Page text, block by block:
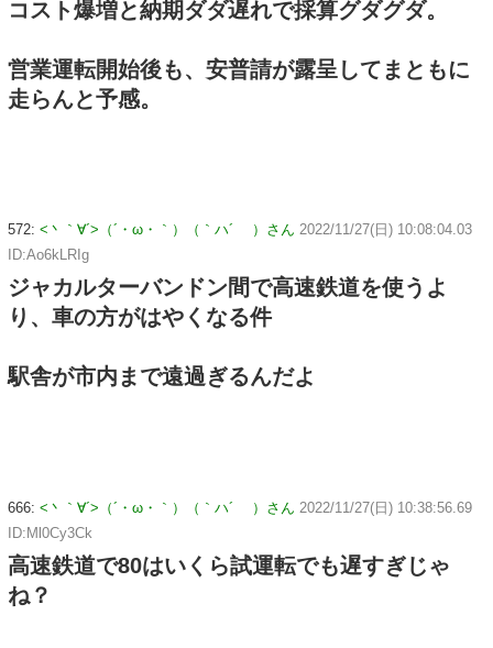
コスト爆増と納期ダダ遅れで採算グダグダ。
営業運転開始後も、安普請が露呈してまともに
走らんと予感。
572: <丶｀∀´>（´・ω・｀）（｀ハ´ ）さん 2022/11/27(日) 10:08:04.03
ID:Ao6kLRIg
ジャカルターバンドン間で高速鉄道を使うよ
り、車の方がはやくなる件
駅舎が市内まで遠過ぎるんだよ
666: <丶｀∀´>（´・ω・｀）（｀ハ´ ）さん 2022/11/27(日) 10:38:56.69
ID:Ml0Cy3Ck
高速鉄道で80はいくら試運転でも遅すぎじゃ
ね？